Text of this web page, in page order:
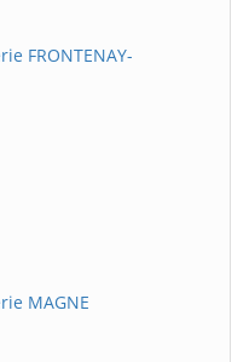
FRONTENAY-
MAGNE